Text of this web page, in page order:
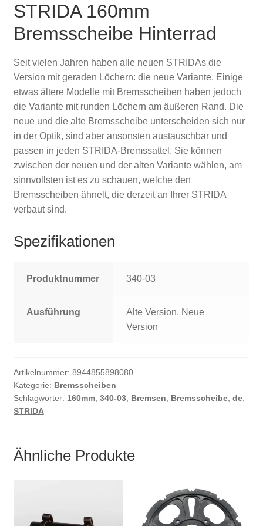
STRIDA 160mm
Bremsscheibe Hinterrad
Seit vielen Jahren haben alle neuen STRIDAs die
Version mit geraden Löchern: die neue Variante. Einige
etwas ältere Modelle mit Bremsscheiben haben jedoch
die Variante mit runden Löchern am äußeren Rand. Die
neue und die alte Bremsscheibe unterscheiden sich nur
in der Optik, sind aber ansonsten austauschbar und
passen in jeden STRIDA-Bremssattel. Sie können
zwischen der neuen und der alten Variante wählen, am
sinnvollsten ist es zu schauen, welche den
Bremsscheiben ähnelt, die derzeit an Ihrer STRIDA
verbaut sind.
Spezifikationen
Produktnummer 340-03
Ausführung
Alte Version, Neue
Version
Artikelnummer: 8944855898080
Kategorie: Bremsscheiben
Schlagwörter: 160mm, 340-03, Bremsen Bremsscheibe, de,
STRIDA
Ähnliche Produkte